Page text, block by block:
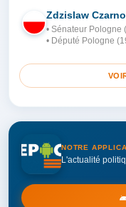
PO
Zdzislaw
• Sénateur Pologne
• Député Pologne
NOTRE
L'actualité